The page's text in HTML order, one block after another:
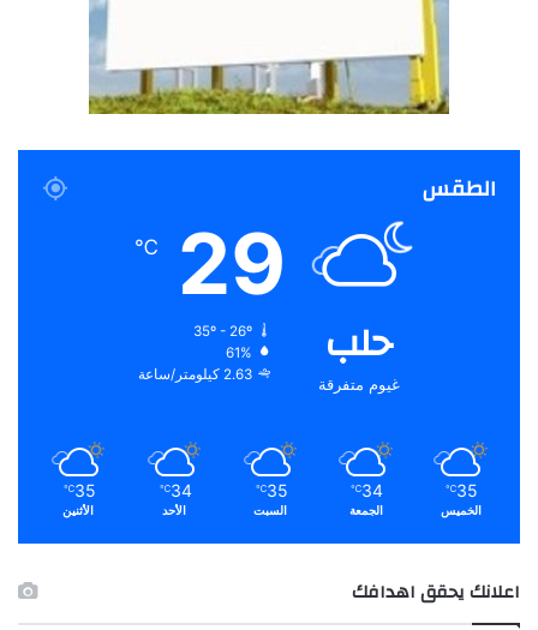
الطقس
حلب
غيوم متفرقة
29
℃
35º - 26º
61%
2.63 كيلومتر/ساعة
35
℃
الخميس
34
℃
الجمعة
35
℃
السبت
34
℃
الأحد
35
℃
الأثنين
اعلانك يحقق اهدافك